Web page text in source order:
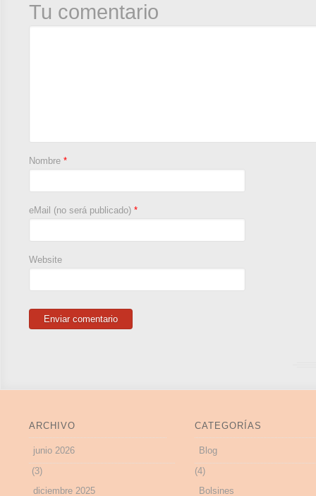
Tu comentario
Nombre *
eMail (no será publicado) *
Website
ARCHIVO
junio 2026
(3)
diciembre 2025
CATEGORÍAS
Blog
(4)
Bolsines